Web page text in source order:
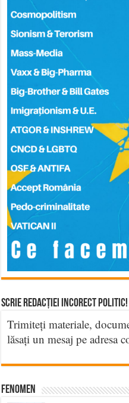
Scrie Redacției Incorect Politic!
Trimiteți materiale,
lăsați un mesaj pe adresa
Fenomen